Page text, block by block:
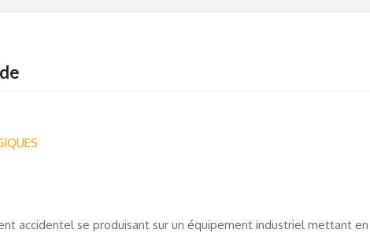
accidentel se produisant sur un équipement industriel mettant en